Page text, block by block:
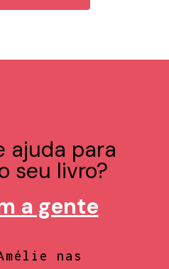
ajuda para
seu livro?
a gente
nas